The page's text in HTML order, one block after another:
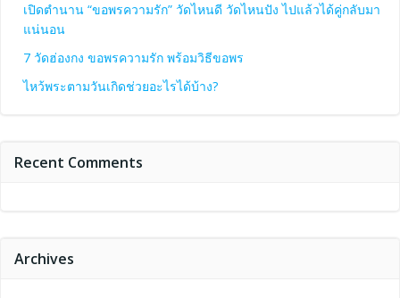
เปิดตำนาน “ขอพรความรัก” วัดไหนดี วัดไหนปัง ไปแล้วได้คู่กลับมา
แน่นอน
7 วัดฮ่องกง ขอพรความรัก พร้อมวิธีขอพร
ไหว้พระตามวันเกิดช่วยอะไรได้บ้าง?
Recent Comments
Archives